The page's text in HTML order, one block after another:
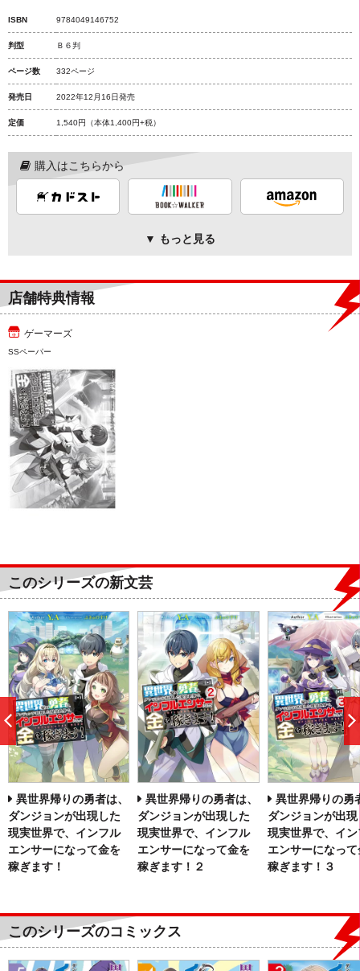
ISBN 9784049146752
判型 Ｂ６判
ページ数 332ページ
発売日 2022年12月16日発売
定価 1,540円 （本体1,400円+税）
購入はこちらから
▼ もっと見る
店舗特典情報
ゲーマーズ
SSペーパー
このシリーズの新文芸
異世界帰りの勇者は、
ダンジョンが出現した
現実世界で、インフル
エンサーになって金を
稼ぎます！
異世界帰りの勇者は、
ダンジョンが出現した
現実世界で、インフル
エンサーになって金を
稼ぎます！２
異世界帰りの勇
ダンジョンが出現
現実世界で、イン
エンサーになって
稼ぎます！３
前
へ
このシリーズのコミックス